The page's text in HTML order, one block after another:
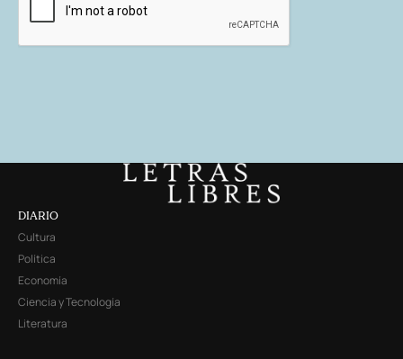
DIARIO
Cultura
Política
Economía
Ciencia y Tecnología
Literatura